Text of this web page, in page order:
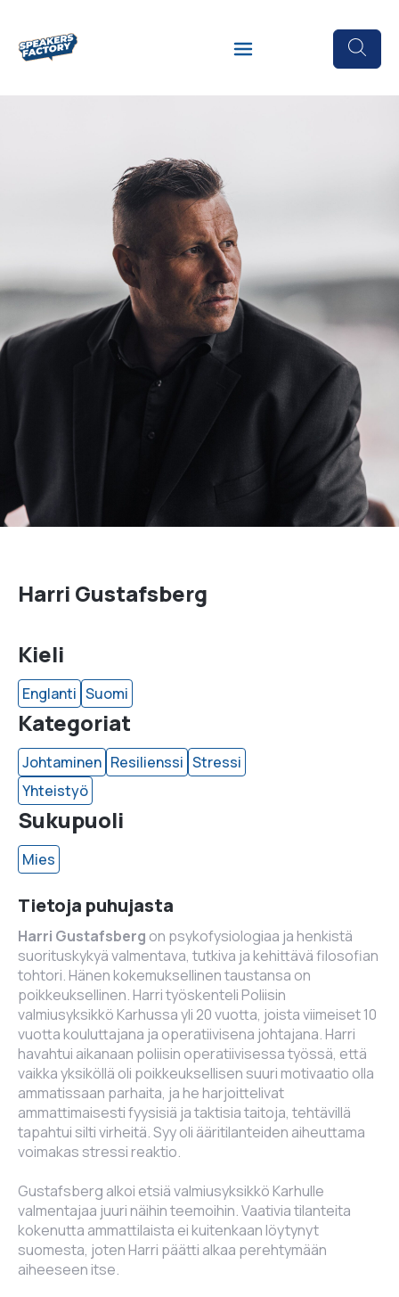
Harri Gustafsberg
Kieli
Englanti Suomi
Kategoriat
Johtaminen Resilienssi Stressi
Yhteistyö
Sukupuoli
Mies
Tietoja puhujasta
Harri Gustafsberg on psykofysiologiaa ja henkistä
suorituskykyä valmentava, tutkiva ja kehittävä filosofian
tohtori. Hänen kokemuksellinen taustansa on
poikkeuksellinen. Harri työskenteli Poliisin
valmiusyksikkö Karhussa yli 20 vuotta, joista viimeiset 10
vuotta kouluttajana ja operatiivisena johtajana. Harri
havahtui aikanaan poliisin operatiivisessa työssä, että
vaikka yksiköllä oli poikkeuksellisen suuri motivaatio olla
ammatissaan parhaita, ja he harjoittelivat
ammattimaisesti fyysisiä ja taktisia taitoja, tehtävillä
tapahtui silti virheitä. Syy oli ääritilanteiden aiheuttama
voimakas stressi reaktio.
Gustafsberg alkoi etsiä valmiusyksikkö Karhulle
valmentajaa juuri näihin teemoihin. Vaativia tilanteita
kokenutta ammattilaista ei kuitenkaan löytynyt
suomesta, joten Harri päätti alkaa perehtymään
aiheeseen itse.